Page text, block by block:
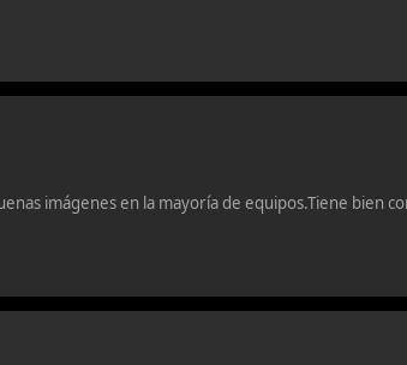
imágenes en la mayoría de equipos.Tiene bien